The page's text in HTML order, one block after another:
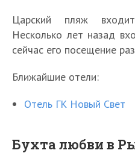
Царский пляж
Несколько лет назад
сейчас его посещение
Ближайшие отели:
Отель ГК Новый Свет
Бухта любви в